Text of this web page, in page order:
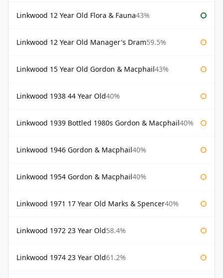
Linkwood 12 Year Old Flora & Fauna43%
Linkwood 12 Year Old Manager's Dram59.5%
Linkwood 15 Year Old Gordon & Macphail43%
Linkwood 1938 44 Year Old40%
Linkwood 1939 Bottled 1980s Gordon & Macphail40%
Linkwood 1946 Gordon & Macphail40%
Linkwood 1954 Gordon & Macphail40%
Linkwood 1971 17 Year Old Marks & Spencer40%
Linkwood 1972 23 Year Old58.4%
Linkwood 1974 23 Year Old61.2%